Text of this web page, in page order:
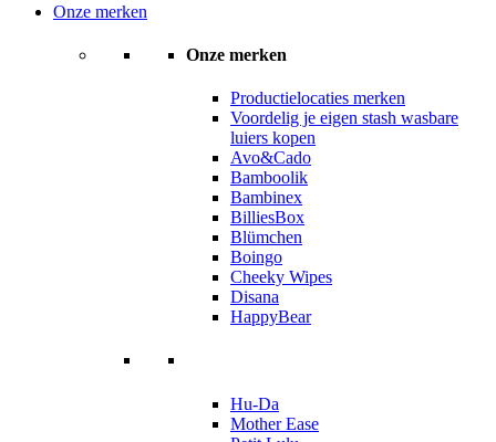
Onze merken
Onze merken
Productielocaties merken
Voordelig je eigen stash wasbare
luiers kopen
Avo&Cado
Bamboolik
Bambinex
BilliesBox
Blümchen
Boingo
Cheeky Wipes
Disana
HappyBear
Hu-Da
Mother Ease